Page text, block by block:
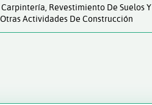
Revestimiento De Suelos Y
Actividades De Construcción